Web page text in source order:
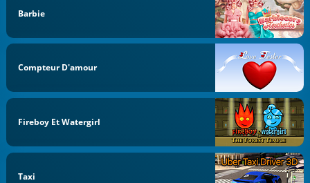
Barbie
Compteur D'amour
Fireboy Et Watergirl
Taxi